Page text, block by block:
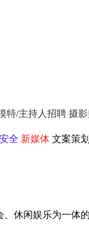
特/主持人招聘 摄
安全 新媒体 文案策划
休闲娱乐为一体的